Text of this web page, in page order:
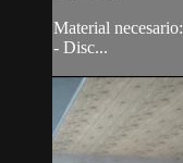
Material necesario:
- Disc...